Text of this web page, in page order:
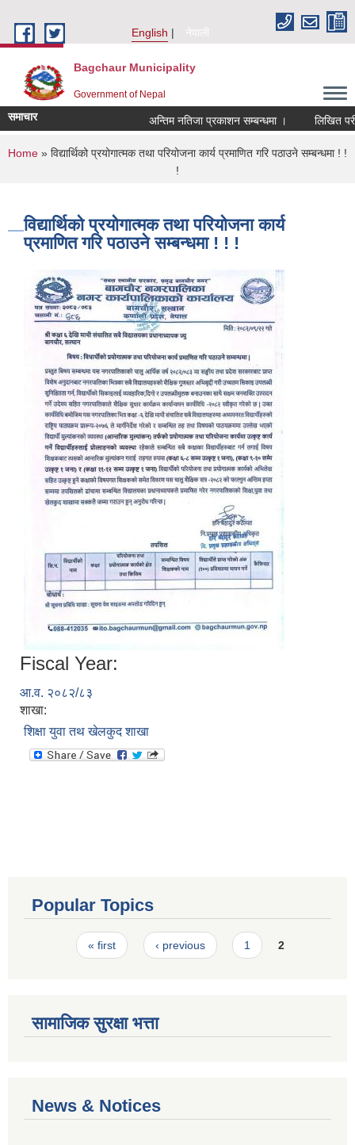
English
नेपाली
Bagchaur Municipality
Government of Nepal
समाचार अन्तिम नतिजा प्रकाशन सम्बन्धमा । लिखित
You are here
Home » विद्यार्थिको प्रयोगात्मक तथा परियोजना कार्य प्रमाणित गरि पठाउने सम्बन्धमा ! !
!
विद्यार्थिको प्रयोगात्मक तथा परियोजना कार्य
प्रमाणित गरि पठाउने सम्बन्धमा ! ! !
Fiscal Year:
आ.व. २०८२/८३
शाखा:
शिक्षा युवा तथ खेलकुद शाखा
Popular Topics
Pages« first ‹ previous 1 2
सामाजिक सुरक्षा भत्ता
News & Notices